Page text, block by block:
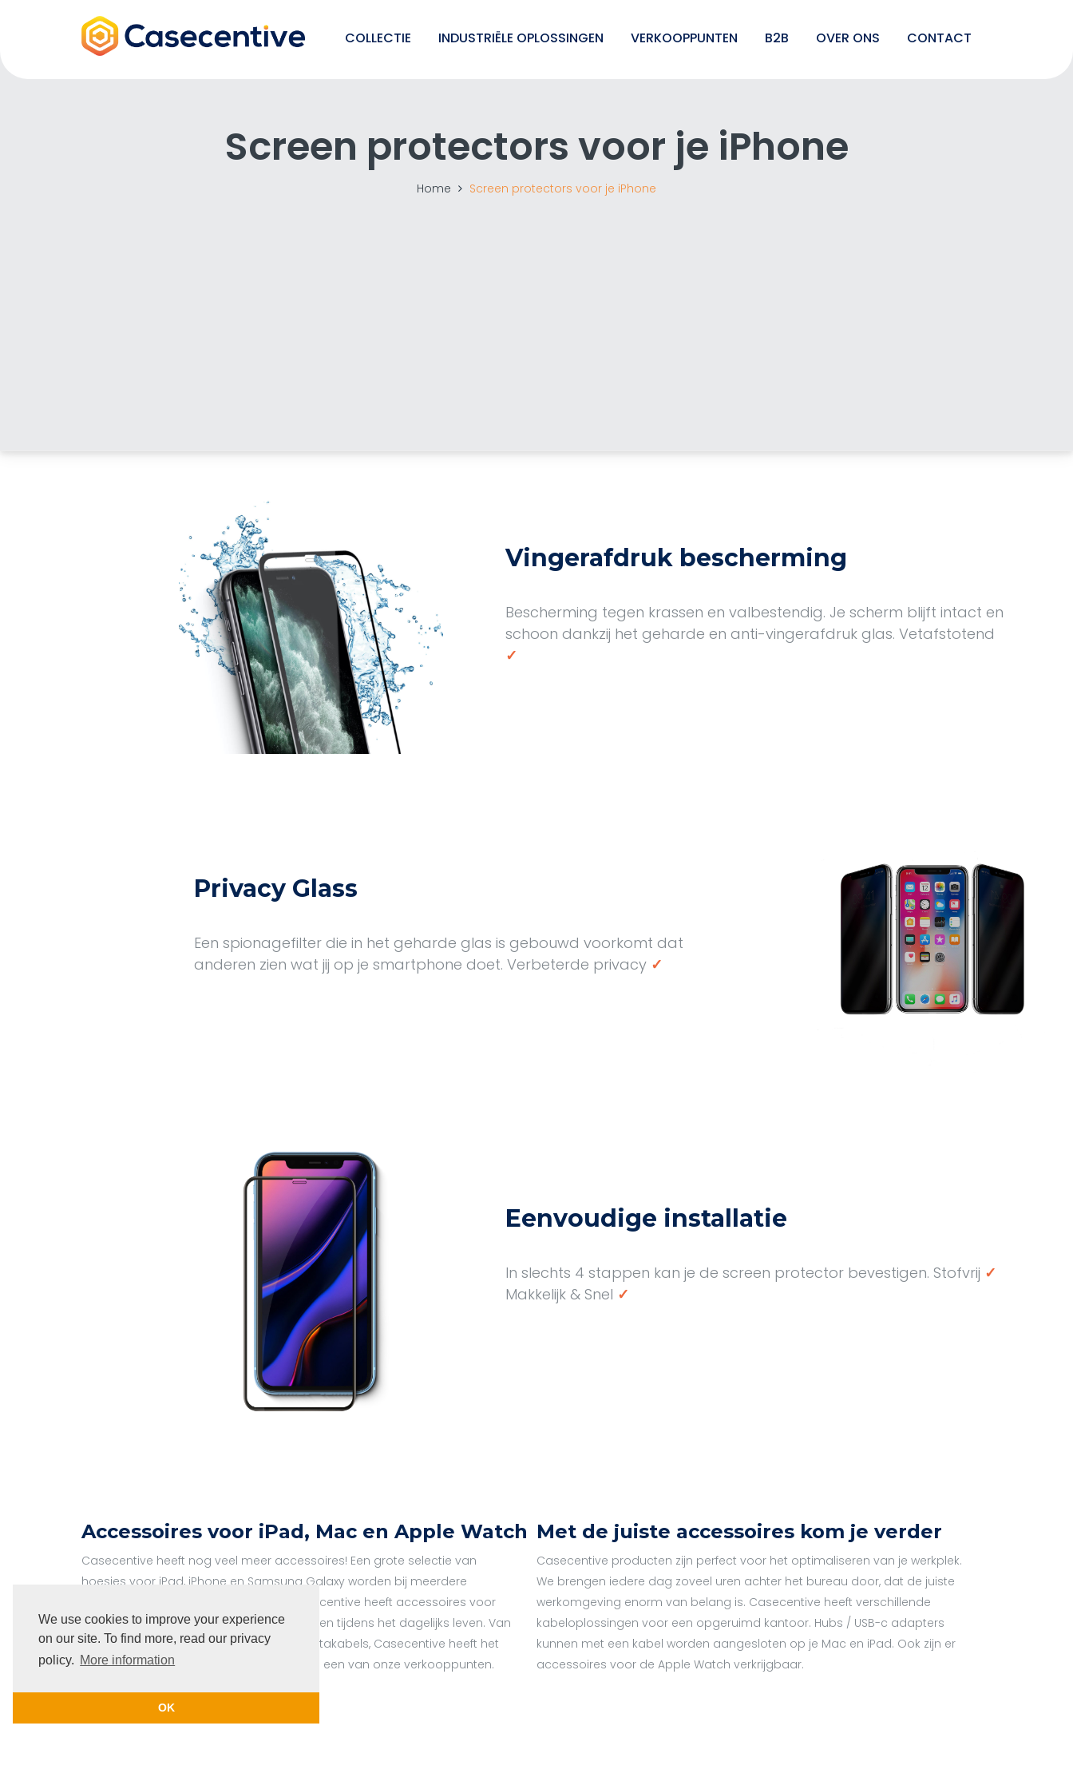
We use cookies to improve your experience
on our site. To find more, read our privacy
policy. More information
OK
COLLECTIE INDUSTRIËLE OPLOSSINGEN VERKOOPPUNTEN B2B OVER ONS CONTACT
Screen protectors voor je iPhone
Home Screen protectors voor je iPhone
Vingerafdruk bescherming
Bescherming tegen krassen en valbestendig. Je scherm blijft intact en
schoon dankzij het geharde en anti-vingerafdruk glas. Vetafstotend
✓
Privacy Glass
Een spionagefilter die in het geharde glas is gebouwd voorkomt dat
anderen zien wat jij op je smartphone doet. Verbeterde privacy ✓
Eenvoudige installatie
In slechts 4 stappen kan je de screen protector bevestigen. Stofvrij ✓
Makkelijk & Snel ✓
Accessoires voor iPad, Mac en Apple Watch
Casecentive heeft nog veel meer accessoires! Een grote selectie van
hoesjes voor iPad, iPhone en Samsung Galaxy worden bij meerdere
resellers verkocht door heel Europa. Casecentive heeft accessoires voor
Mac en Apple Watch om je te ondersteunen tijdens het dagelijks leven. Van
USB-hubs tot Apple Watch houders en datakabels, Casecentive heeft het
allemaal. Bekijk en bestel alle modellen bij een van onze verkooppunten.
Met de juiste accessoires kom je verder
Casecentive producten zijn perfect voor het optimaliseren van je werkplek.
We brengen iedere dag zoveel uren achter het bureau door, dat de juiste
werkomgeving enorm van belang is. Casecentive heeft verschillende
kabeloplossingen voor een opgeruimd kantoor. Hubs / USB-c adapters
kunnen met een kabel worden aangesloten op je Mac en iPad. Ook zijn er
accessoires voor de Apple Watch verkrijgbaar.